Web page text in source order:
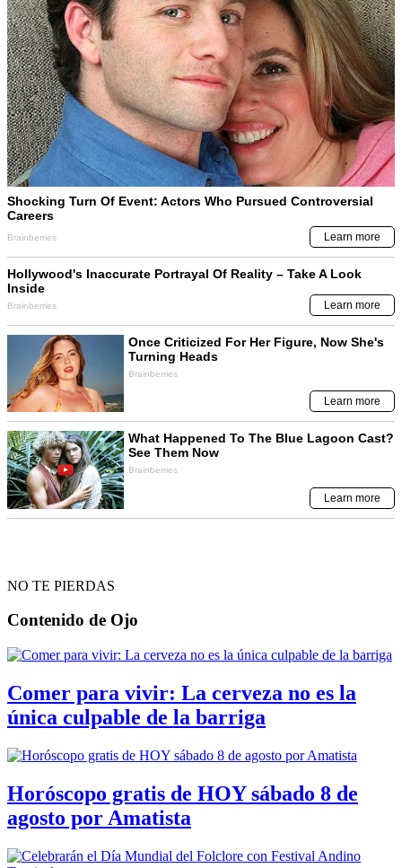
NO TE PIERDAS
Contenido de Ojo
Comer para vivir: La cerveza no es la
única culpable de la barriga
Horóscopo gratis de HOY sábado 8 de
agosto por Amatista